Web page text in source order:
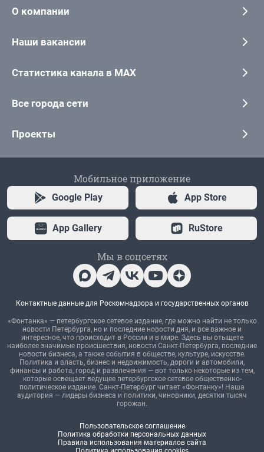
О компании
Наши вакансии
Статистика канала в MAX
Все города сети
Проекты
Мобильное приложение
Google Play App Store
App Gallery RuStore
Мы в соцсетях
Контактные данные для Роскомнадзора и государственных органов
«Фонтанка» — петербургское сетевое издание, где можно найти не только
новости Петербурга, но и последние новости дня, и все важное и
интересное, что происходит в России и в мире. Здесь вы отыщете
наиболее значимые происшествия, новости Санкт-Петербурга, последние
новости бизнеса, а также события в обществе, культуре, искусстве.
Политика и власть, бизнес и недвижимость, дороги и автомобили,
финансы и работа, город и развлечения — вот только некоторые из тем,
которые освещает ведущее петербургское сетевое общественно-
политическое издание. Санкт-Петербург читает «Фонтанку»! Наша
аудитория — лидеры бизнеса и политики, чиновники, десятки тысяч
горожан.
Пользовательское соглашение
Политика обработки персональных данных
Правила использования материалов сайта